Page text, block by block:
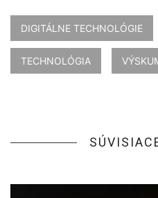
DIGITÁLNE TECHNOLÓGIE
TECHNOLÓGIA